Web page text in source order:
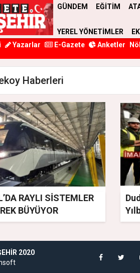
GÜNDEM EĞİTİM
YEREL YÖNETİMLER
Yazarlar E-Gazete Anketler
Haberleri
RAYLI SİSTEMLER
BÜYÜYOR
2020